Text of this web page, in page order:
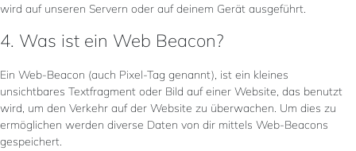
wird auf unseren Servern oder auf deinem Gerät ausgeführt.
4. Was ist ein Web Beacon?
Ein Web-Beacon (auch Pixel-Tag genannt), ist ein kleines
unsichtbares Textfragment oder Bild auf einer Website, das benutzt
wird, um den Verkehr auf der Website zu überwachen. Um dies zu
ermöglichen werden diverse Daten von dir mittels Web-Beacons
gespeichert.